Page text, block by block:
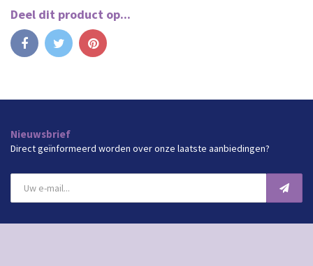
Deel dit product op...
Nieuwsbrief
Direct geïnformeerd worden over onze laatste aanbiedingen?